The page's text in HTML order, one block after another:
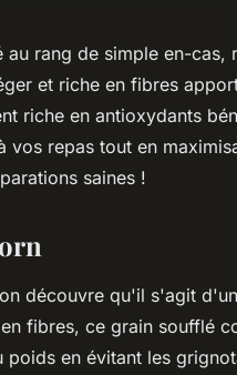
rang de simple en-cas,
et riche en fibres
riche en antioxydants
repas tout en
saines !
découvre qu'il s'agit
fibres, ce grain soufflé
en évitant les